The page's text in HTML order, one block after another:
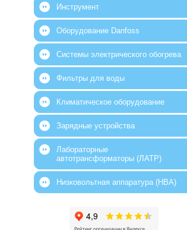
Инструмент
Оборудование Danfoss
Системы электрического обогрева
Фильтры для воды
Климатическое оборудование
Зарядные устройства
Лабораторные
автотрансформаторы (ЛАТР)
Низковольтная аппаратура (НВА)